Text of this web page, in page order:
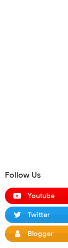
Follow Us
Youtube
Twitter
Blogger